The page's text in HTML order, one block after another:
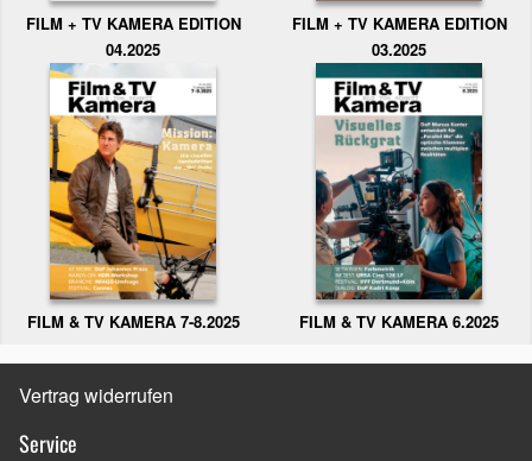
FILM + TV KAMERA EDITION
04.2025
FILM + TV KAMERA EDITION
03.2025
FILM & TV KAMERA 7-8.2025 FILM & TV KAMERA 6.2025
Vertrag widerrufen
Service